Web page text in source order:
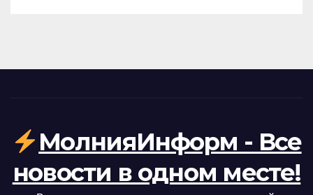
МолнияИнформ - Все
новости в одном месте!